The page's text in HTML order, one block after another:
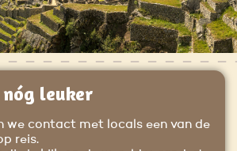
nóg leuker
we contact met locals een van de
reis.